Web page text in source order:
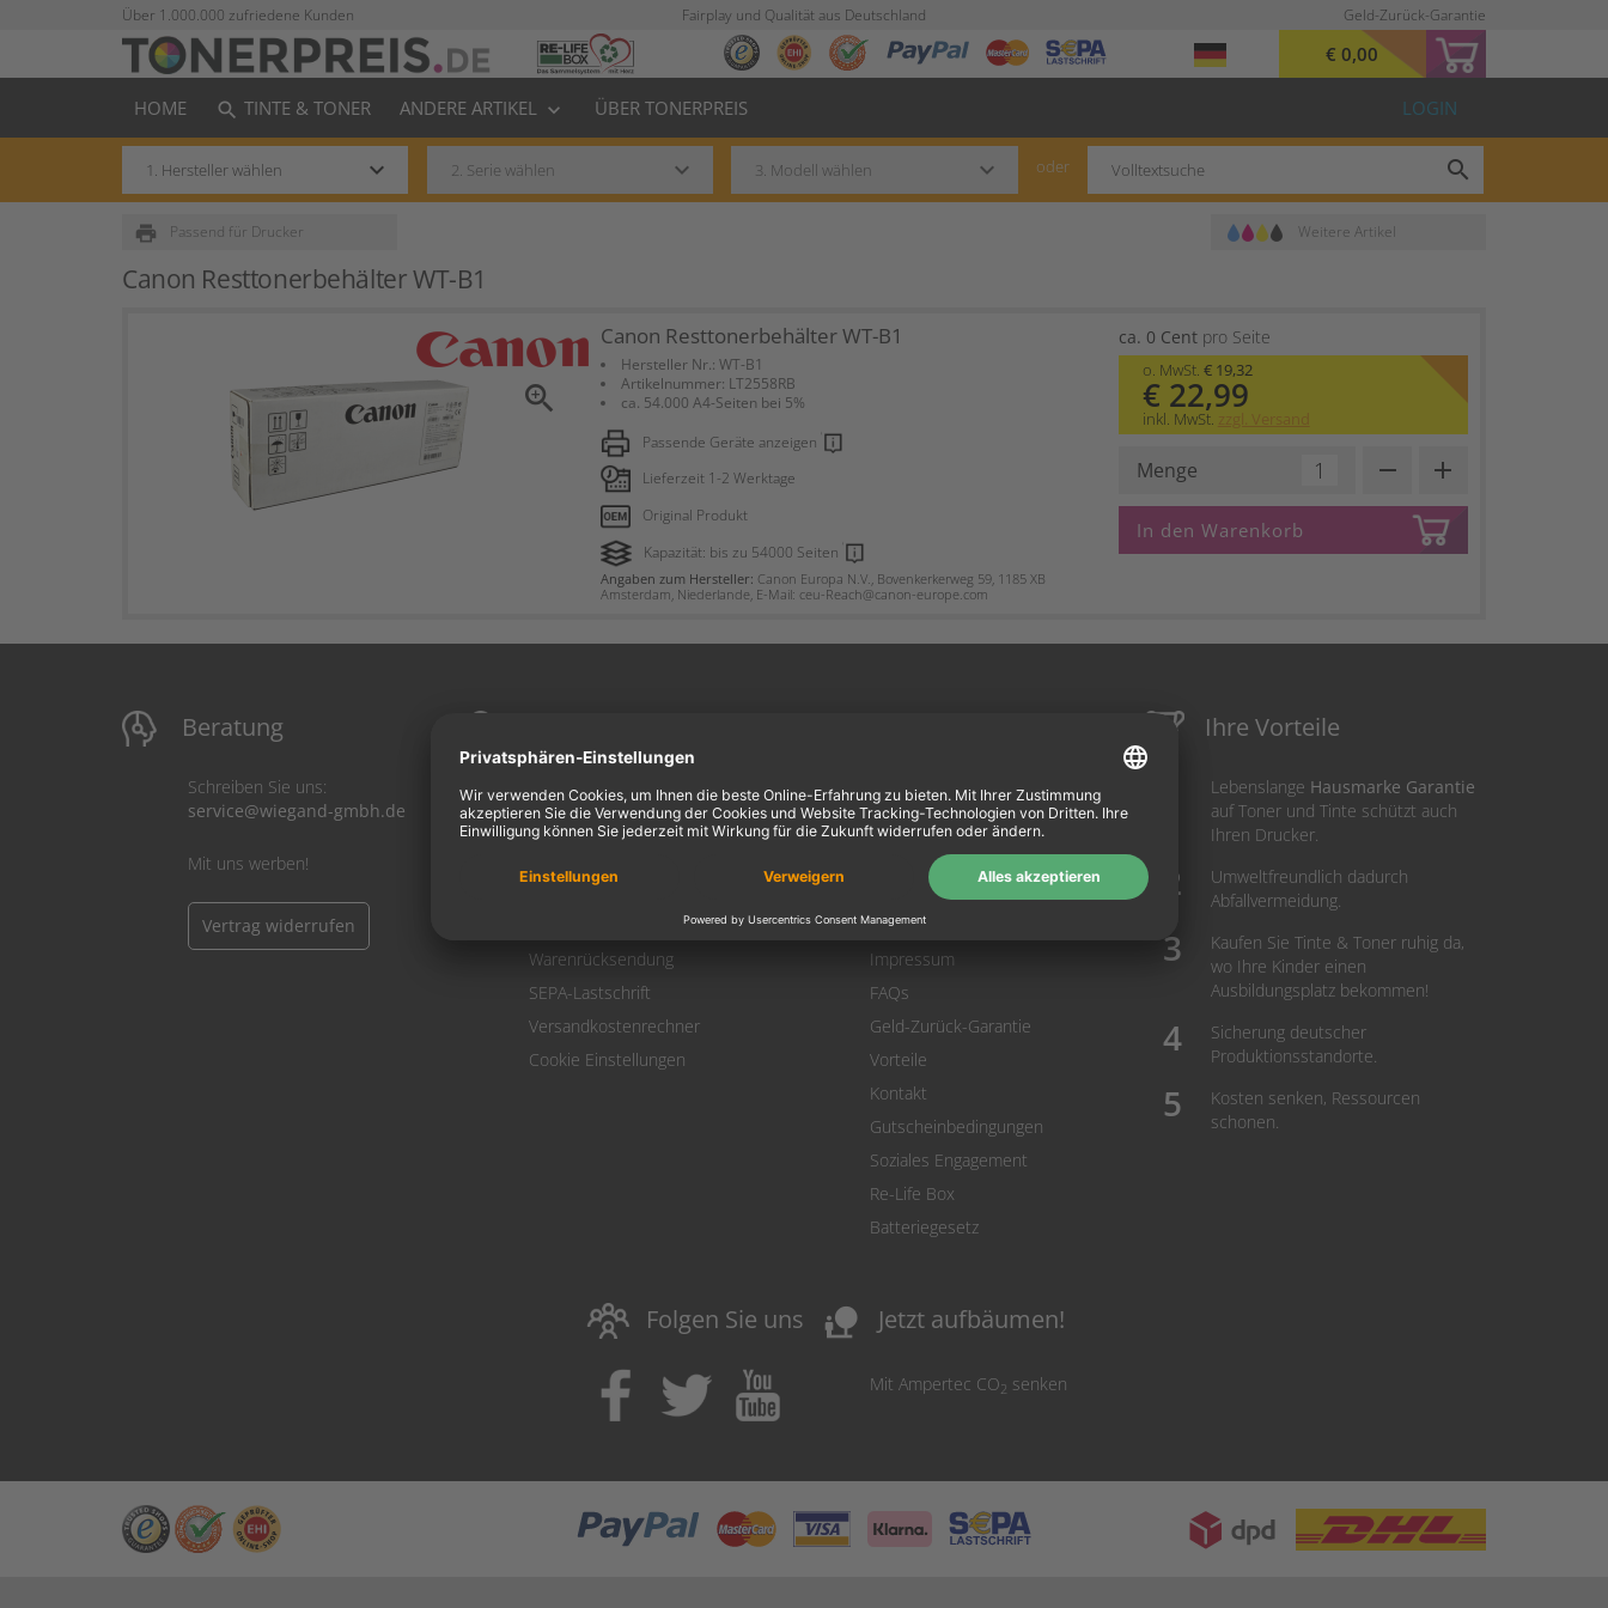
Über 1.000.000 zufriedene Kunden Fairplay und Qualität aus Deutschland Geld-Zurück-Garantie
€ 0,00
HOME search TINTE & TONER ANDERE ARTIKEL keyboard_arrow_down ÜBER TONERPREIS LOGIN
keyboard_arrow_down keyboard_arrow_down keyboard_arrow_down oder search
Passend für Drucker
print Weitere Artikel
Canon Resttonerbehälter WT-B1
zoom_in
Canon Resttonerbehälter WT-B1
Hersteller Nr.: WT-B1
Artikelnummer: LT2558RB
ca. 54.000 A4-Seiten bei 5%
Passende Geräte anzeigen
Lieferzeit 1-2 Werktage
Original Produkt
Kapazität: bis zu 54000 Seiten
Angaben zum Hersteller: Canon Europa N.V., Bovenkerkerweg 59, 1185 XB
Amsterdam, Niederlande, E-Mail: ceu-Reach@canon-europe.com
ca. 0 Centpro Seite
o. MwSt. € 19,32
€ 22,99
inkl. MwSt. zzgl. Versand
Menge remove add
In den Warenkorb
Beratung
Schreiben Sie uns:
service@wiegand-gmbh.de
Mit uns werben!
Vertrag widerrufen
Mein Konto
Login
Warenrücksendung
SEPA-Lastschrift
Versandkostenrechner
Cookie Einstellungen
Über uns
AGB
Datenschutz
Widerrufsbelehrung
Hausmarken-Garantie
Impressum
FAQs
Geld-Zurück-Garantie
Vorteile
Kontakt
Gutscheinbedingungen
Soziales Engagement
Re-Life Box
Batteriegesetz
Ihre Vorteile
Lebenslange Hausmarke Garantie
auf Toner und Tinte schützt auch
Ihren Drucker.
Umweltfreundlich dadurch
Abfallvermeidung.
Kaufen Sie Tinte & Toner ruhig da,
wo Ihre Kinder einen
Ausbildungsplatz bekommen!
Sicherung deutscher
Produktionsstandorte.
Kosten senken, Ressourcen
schonen.
Folgen Sie uns nature_people Jetzt aufbäumen!
Mit Ampertec CO2 senken